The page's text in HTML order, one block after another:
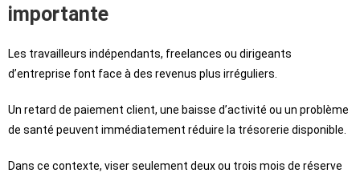
importante
Les travailleurs indépendants, freelances ou dirigeants
d’entreprise font face à des revenus plus irréguliers.
Un retard de paiement client, une baisse d’activité ou un problème
de santé peuvent immédiatement réduire la trésorerie disponible.
Dans ce contexte, viser seulement deux ou trois mois de réserve